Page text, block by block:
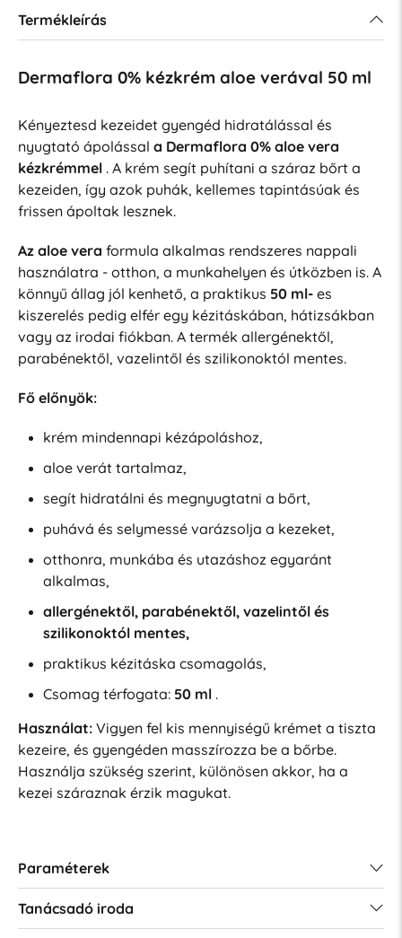
Termékleírás
Dermaflora 0% kézkrém aloe verával 50 ml
Kényeztesd kezeidet gyengéd hidratálással és
nyugtató ápolással a Dermaflora 0% aloe vera
kézkrémmel. A krém segít puhítani a száraz bőrt a
kezeiden, így azok puhák, kellemes tapintásúak és
frissen ápoltak lesznek.
Az aloe vera formula alkalmas rendszeres nappali
használatra - otthon, a munkahelyen és útközben is. A
könnyű állag jól kenhető, a praktikus 50 ml-es
kiszerelés pedig elfér egy kézitáskában, hátizsákban
vagy az irodai fiókban. A termék allergénektől,
parabénektől, vazelintől és szilikonoktól mentes.
Fő előnyök:
krém mindennapi kézápoláshoz,
aloe verát tartalmaz,
segít hidratálni és megnyugtatni a bőrt,
puhává és selymessé varázsolja a kezeket,
otthonra, munkába és utazáshoz egyaránt
alkalmas,
allergénektől, parabénektől, vazelintől és
szilikonoktól mentes,
praktikus kézitáska csomagolás,
Csomag térfogata: 50 ml.
Használat:Vigyen fel kis mennyiségű krémet a tiszta
kezeire, és gyengéden masszírozza be a bőrbe.
Használja szükség szerint, különösen akkor, ha a
kezei száraznak érzik magukat.
Paraméterek
Tanácsadó iroda